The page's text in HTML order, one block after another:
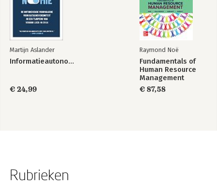
Martijn Aslander
Informatieautonomie
€ 24,99
Raymond Noë
Fundamentals of
Human Resource
Management
€ 87,58
Rubrieken